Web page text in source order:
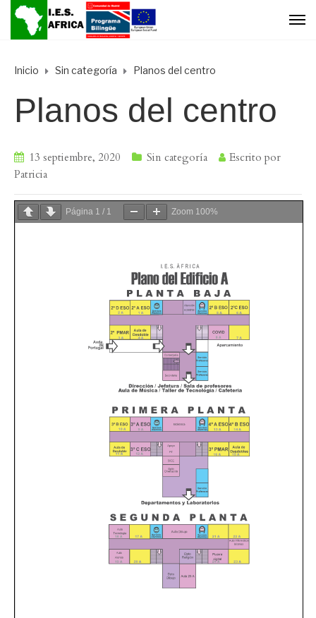
Inicio Sin categoría Planos del centro
Planos del centro
13 septiembre, 2020 Sin categoría
Escrito por
Patricia
Página 1 / 1 Zoom 100%